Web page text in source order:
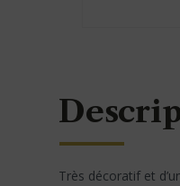
Très décoratif et